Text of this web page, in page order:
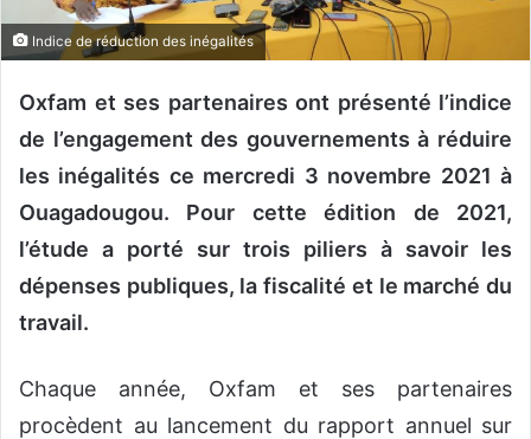
u
n
o
r
i
Indice de réduction des inégalités
Oxfam et ses partenaires ont présenté l’indice
de l’engagement des gouvernements à réduire
les inégalités ce mercredi 3 novembre 2021 à
Ouagadougou. Pour cette édition de 2021,
l’étude a porté sur trois piliers à savoir les
dépenses publiques, la fiscalité et le marché du
travail.
Chaque année, Oxfam et ses partenaires
procèdent au lancement du rapport annuel sur